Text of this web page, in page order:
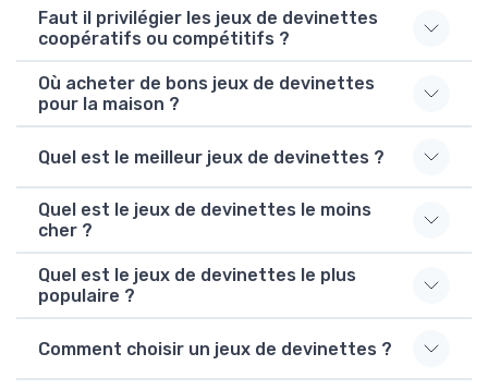
Faut il privilégier les jeux de devinettes
coopératifs ou compétitifs ?
Où acheter de bons jeux de devinettes
pour la maison ?
Quel est le meilleur jeux de devinettes ?
Quel est le jeux de devinettes le moins
cher ?
Quel est le jeux de devinettes le plus
populaire ?
Comment choisir un jeux de devinettes ?